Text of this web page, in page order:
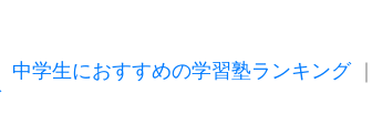
中学生におすすめの学習塾ランキング｜